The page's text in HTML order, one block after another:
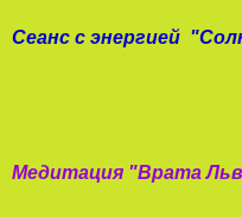
Сеанс с энергией "
Медитация "Врата